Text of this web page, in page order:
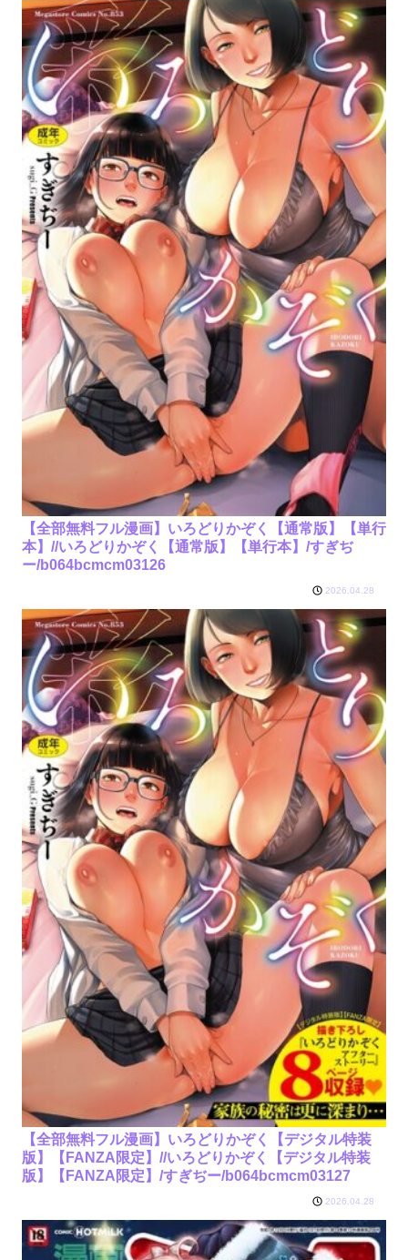
と/s011akamj02878
【全部無料フル漫画】いろどりかぞく【通常版】【単行
本】//いろどりかぞく【通常版】【単行本】/すぎぢ
ー/b064bcmcm03126
2026.04.28
【全部無料フル漫画】いろどりかぞく【デジタル特装
版】【FANZA限定】//いろどりかぞく【デジタル特装
版】【FANZA限定】/すぎぢー/b064bcmcm03127
2026.04.28